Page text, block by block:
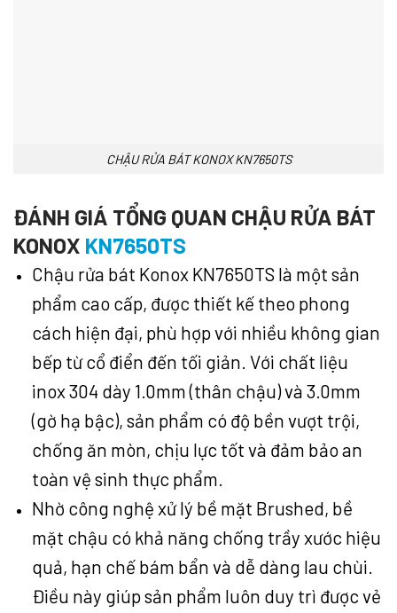
CHẬU RỬA BÁT KONOX KN7650TS
ĐÁNH GIÁ TỔNG QUAN CHẬU RỬA BÁT
KONOX KN7650TS
Chậu rửa bát Konox KN7650TS là một sản
phẩm cao cấp, được thiết kế theo phong
cách hiện đại, phù hợp với nhiều không gian
bếp từ cổ điển đến tối giản. Với chất liệu
inox 304 dày 1.0mm (thân chậu) và 3.0mm
(gờ hạ bậc), sản phẩm có độ bền vượt trội,
chống ăn mòn, chịu lực tốt và đảm bảo an
toàn vệ sinh thực phẩm.
Nhờ công nghệ xử lý bề mặt Brushed, bề
mặt chậu có khả năng chống trầy xước hiệu
quả, hạn chế bám bẩn và dễ dàng lau chùi.
Điều này giúp sản phẩm luôn duy trì được vẻ